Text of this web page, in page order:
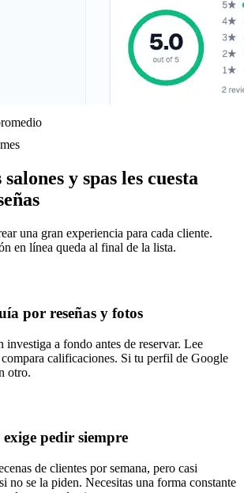
y spas les cuesta
una gran experiencia para cada cliente.
en línea queda al final de la lista.
por reseñas y fotos
investiga a fondo antes de reservar. Lee
calificaciones. Si tu perfil de Google
otro.
pedir siempre
de clientes por semana, pero casi
no se la piden. Necesitas una forma constante